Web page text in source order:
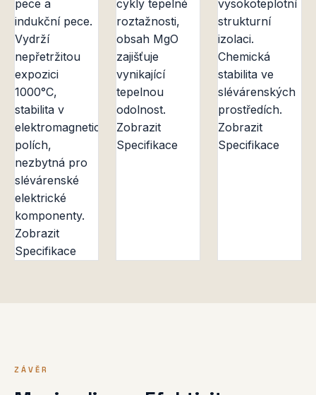
pece a
indukční pece.
Vydrží
nepřetržitou
expozici
1000°C,
stabilita v
elektromagnetických
polích,
nezbytná pro
slévárenské
elektrické
komponenty.
Zobrazit
Specifikace
cykly tepelné
roztažnosti,
obsah MgO
zajišťuje
vynikající
tepelnou
odolnost.
Zobrazit
Specifikace
vysokoteplotní
strukturní
izolaci.
Chemická
stabilita ve
slévárenských
prostředích.
Zobrazit
Specifikace
ZÁVĚR